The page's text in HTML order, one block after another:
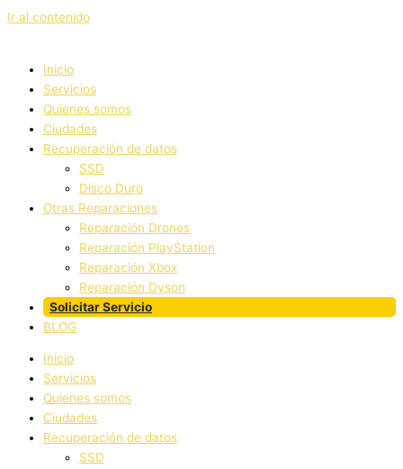
Ir al contenido
Inicio
Servicios
Quienes somos
Ciudades
Recuperación de datos
SSD
Disco Duro
Otras Reparaciones
Reparación Drones
Reparación PlayStation
Reparación Xbox
Reparación Dyson
Solicitar Servicio
BLOG
Inicio
Servicios
Quienes somos
Ciudades
Recuperación de datos
SSD